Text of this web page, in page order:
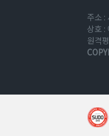
주소
상호 :
원격